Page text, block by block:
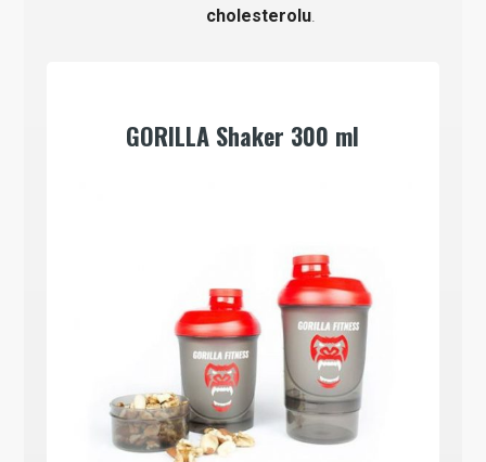
cholesterolu.
GORILLA Shaker 300 ml